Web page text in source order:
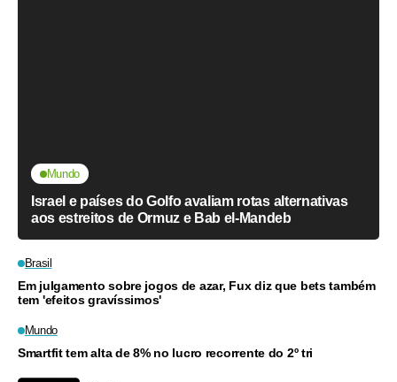
Mundo
Israel e países do Golfo avaliam rotas alternativas
aos estreitos de Ormuz e Bab el-Mandeb
Brasil
Em julgamento sobre jogos de azar, Fux diz que bets também
tem 'efeitos gravíssimos'
Mundo
Smartfit tem alta de 8% no lucro recorrente do 2º tri